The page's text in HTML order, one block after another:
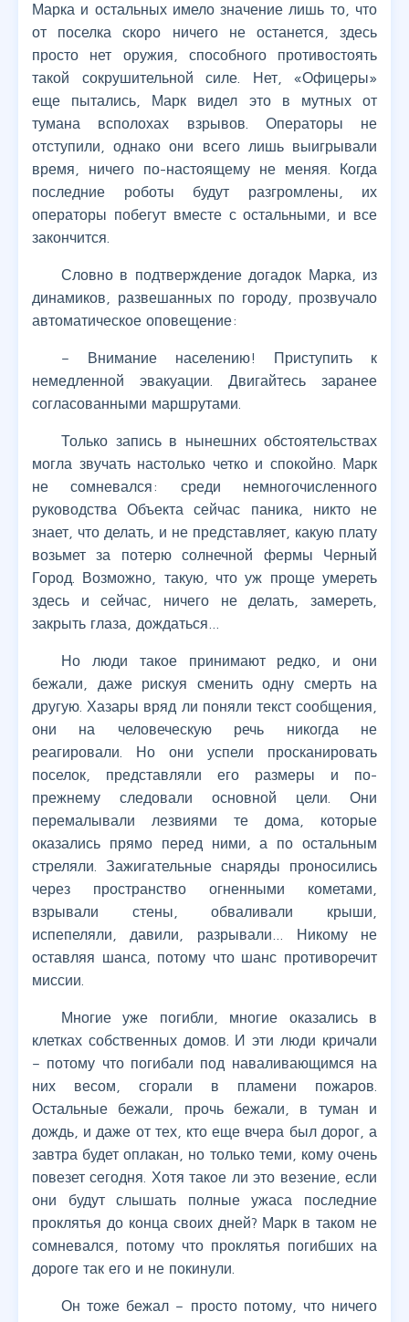
Марка и остальных имело значение лишь то, что
от поселка скоро ничего не останется, здесь
просто нет оружия, способного противостоять
такой сокрушительной силе. Нет, «Офицеры»
еще пытались, Марк видел это в мутных от
тумана всполохах взрывов. Операторы не
отступили, однако они всего лишь выигрывали
время, ничего по-настоящему не меняя. Когда
последние роботы будут разгромлены, их
операторы побегут вместе с остальными, и все
закончится.
Словно в подтверждение догадок Марка, из
динамиков, развешанных по городу, прозвучало
автоматическое оповещение:
– Внимание населению! Приступить к
немедленной эвакуации. Двигайтесь заранее
согласованными маршрутами.
Только запись в нынешних обстоятельствах
могла звучать настолько четко и спокойно. Марк
не сомневался: среди немногочисленного
руководства Объекта сейчас паника, никто не
знает, что делать, и не представляет, какую плату
возьмет за потерю солнечной фермы Черный
Город. Возможно, такую, что уж проще умереть
здесь и сейчас, ничего не делать, замереть,
закрыть глаза, дождаться…
Но люди такое принимают редко, и они
бежали, даже рискуя сменить одну смерть на
другую. Хазары вряд ли поняли текст сообщения,
они на человеческую речь никогда не
реагировали. Но они успели просканировать
поселок, представляли его размеры и по-
прежнему следовали основной цели. Они
перемалывали лезвиями те дома, которые
оказались прямо перед ними, а по остальным
стреляли. Зажигательные снаряды проносились
через пространство огненными кометами,
взрывали стены, обваливали крыши,
испепеляли, давили, разрывали… Никому не
оставляя шанса, потому что шанс противоречит
миссии.
Многие уже погибли, многие оказались в
клетках собственных домов. И эти люди кричали
– потому что погибали под наваливающимся на
них весом, сгорали в пламени пожаров.
Остальные бежали, прочь бежали, в туман и
дождь, и даже от тех, кто еще вчера был дорог, а
завтра будет оплакан, но только теми, кому очень
повезет сегодня. Хотя такое ли это везение, если
они будут слышать полные ужаса последние
проклятья до конца своих дней? Марк в таком не
сомневался, потому что проклятья погибших на
дороге так его и не покинули.
Он тоже бежал – просто потому, что ничего